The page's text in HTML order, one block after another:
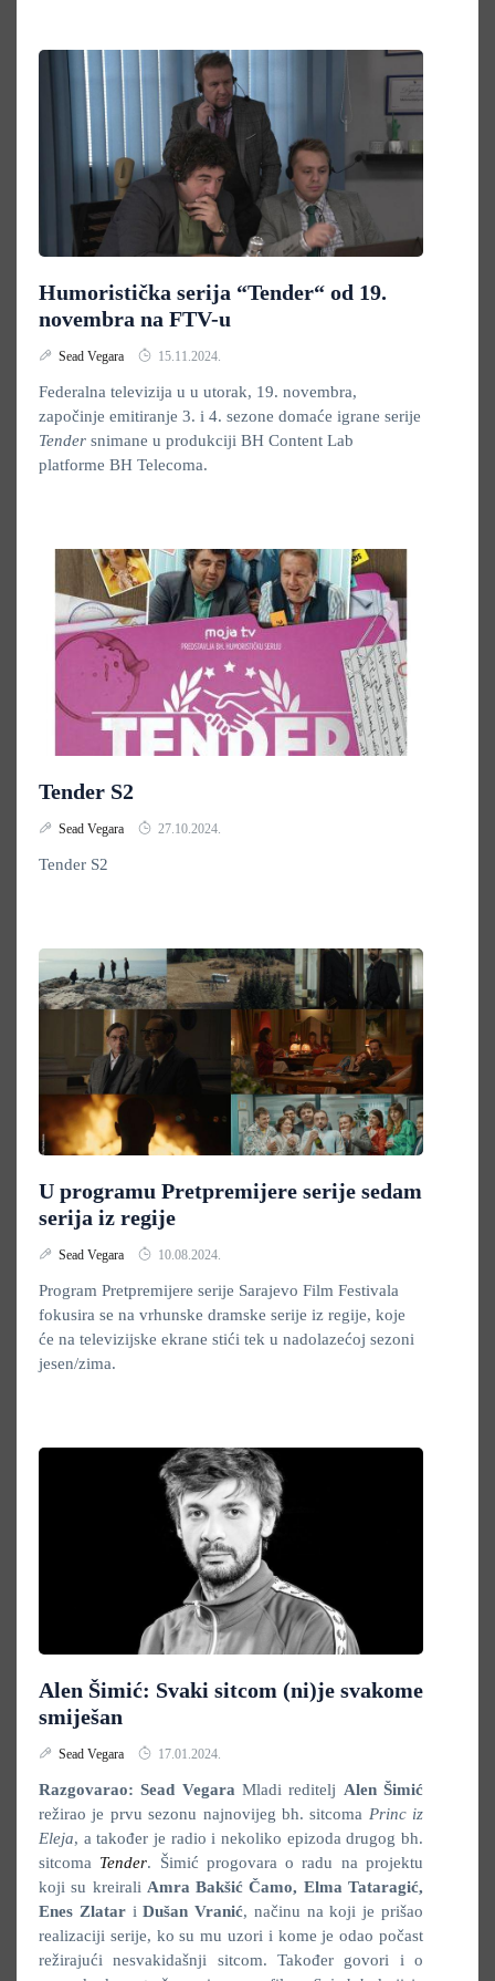
Humoristička serija “Tender“ od 19.
novembra na FTV-u
Sead Vegara 15.11.2024.
Federalna televizija u u utorak, 19. novembra,
započinje emitiranje 3. i 4. sezone domaće igrane serije
Tender snimane u produkciji BH Content Lab
platforme BH Telecoma.
Tender S2
Sead Vegara 27.10.2024.
Tender S2
U programu Pretpremijere serije sedam
serija iz regije
Sead Vegara 10.08.2024.
Program Pretpremijere serije Sarajevo Film Festivala
fokusira se na vrhunske dramske serije iz regije, koje
će na televizijske ekrane stići tek u nadolazećoj sezoni
jesen/zima.
Alen Šimić: Svaki sitcom (ni)je svakome
smiješan
Sead Vegara 17.01.2024.
Razgovarao: Sead Vegara Mladi reditelj Alen Šimić
režirao je prvu sezonu najnovijeg bh. sitcoma Princ iz
Eleja, a također je radio i nekoliko epizoda drugog bh.
sitcoma Tender. Šimić progovara o radu na projektu
koji su kreirali Amra Bakšić Čamo, Elma Tataragić,
Enes ZlatariDušan Vranić, načinu na koji je prišao
realizaciji serije, ko su mu uzori i kome je odao počast
režirajući nesvakidašnji sitcom. Također govori i o